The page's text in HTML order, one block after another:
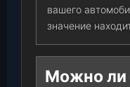
вашего
значение
Можно ли